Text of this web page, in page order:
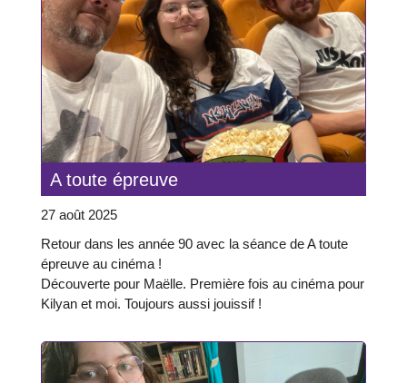
A toute épreuve
27 août 2025
Retour dans les année 90 avec la séance de A toute
épreuve au cinéma !
Découverte pour Maëlle. Première fois au cinéma pour
Kilyan et moi. Toujours aussi jouissif !